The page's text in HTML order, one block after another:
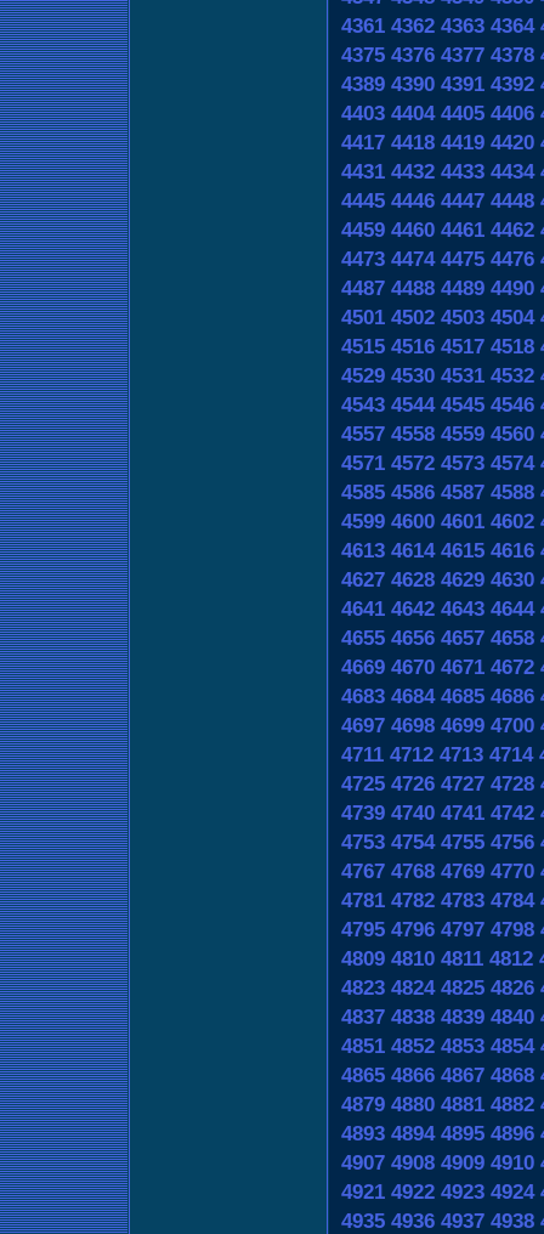
4361 4362 4363 4364
4375 4376 4377 4378
4389 4390 4391 4392
4403 4404 4405 4406
4417 4418 4419 4420
4431 4432 4433 4434
4445 4446 4447 4448
4459 4460 4461 4462
4473 4474 4475 4476
4487 4488 4489 4490
4501 4502 4503 4504
4515 4516 4517 4518
4529 4530 4531 4532
4543 4544 4545 4546
4557 4558 4559 4560
4571 4572 4573 4574
4585 4586 4587 4588
4599 4600 4601 4602
4613 4614 4615 4616
4627 4628 4629 4630
4641 4642 4643 4644
4655 4656 4657 4658
4669 4670 4671 4672
4683 4684 4685 4686
4697 4698 4699 4700
4711 4712 4713 4714
4725 4726 4727 4728
4739 4740 4741 4742
4753 4754 4755 4756
4767 4768 4769 4770
4781 4782 4783 4784
4795 4796 4797 4798
4809 4810 4811 4812
4823 4824 4825 4826
4837 4838 4839 4840
4851 4852 4853 4854
4865 4866 4867 4868
4879 4880 4881 4882
4893 4894 4895 4896
4907 4908 4909 4910
4921 4922 4923 4924
4935 4936 4937 4938